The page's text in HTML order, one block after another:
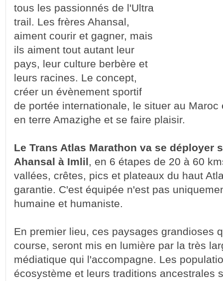
tous les passionnés de l'Ultra
trail. Les frères Ahansal,
aiment courir et gagner, mais
ils aiment tout autant leur
pays, leur culture berbère et
leurs racines. Le concept,
créer un évènement sportif
de portée internationale, le situer au
en terre Amazighe et se faire plaisir.
Le Trans Atlas Marathon va se déployer
Ahansal à Imlil, en 6 étapes de 20 à 60
vallées, crêtes, pics et plateaux du haut
garantie. C'est équipée n'est pas
humaine et humaniste.
En premier lieu, ces paysages grandioses
course, seront mis en lumière par la très
médiatique qui l'accompagne. Les
écosystème et leurs traditions ancestrales